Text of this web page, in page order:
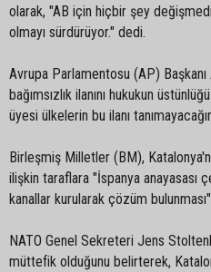
olarak, "AB için hiçbir şey
olmayı sürdürüyor." dedi.
Avrupa Parlamentosu (AP)
bağımsızlık ilanını hukukun
üyesi ülkelerin bu ilanı
Birleşmiş Milletler (BM),
ilişkin taraflara "İspanya anayasası
kanallar kurularak çözüm bulunması"
NATO Genel Sekreteri Jens
müttefik olduğunu belirterek,